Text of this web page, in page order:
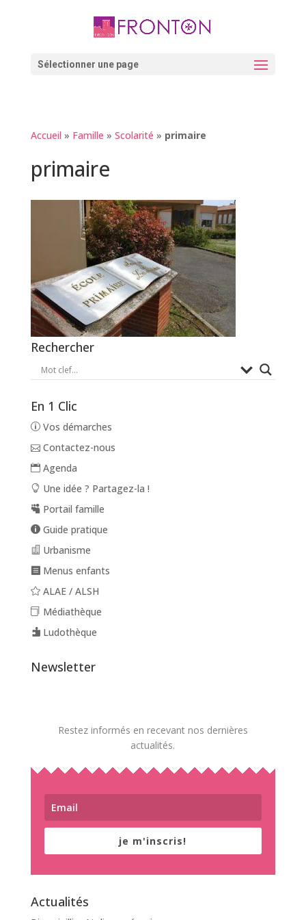
Sélectionner une page
Accueil » Famille » Scolarité » primaire
primaire
Rechercher
En 1 Clic
Vos démarches
Contactez-nous
Agenda
Une idée ? Partagez-la !
Portail famille
Guide pratique
Urbanisme
Menus enfants
ALAE / ALSH
Médiathèque
Ludothèque
Newsletter
Restez informés en recevant nos dernières
actualités.
je m'inscris!
Actualités